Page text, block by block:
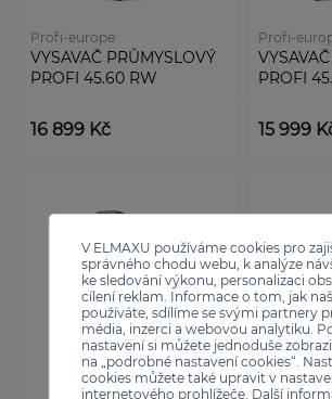
V ELMAXU používáme cookies pro
správného chodu webu, k analýze
ke sledování výkonu, personalizaci
cílení reklam. Informace o tom, jak
používáte, sdílíme se svými partnery
média, inzerci a webovou analytiku.
nastavení si můžete jednoduše
na „podrobné nastavení cookies“.
cookies můžete také upravit v
internetového prohlížeče. Další
Profi-europe
VYSAVAČ PRŮMYSLOVÝ
PROFI 45.60 RW
16 899 Kč
Profi-
PROFI
15 999